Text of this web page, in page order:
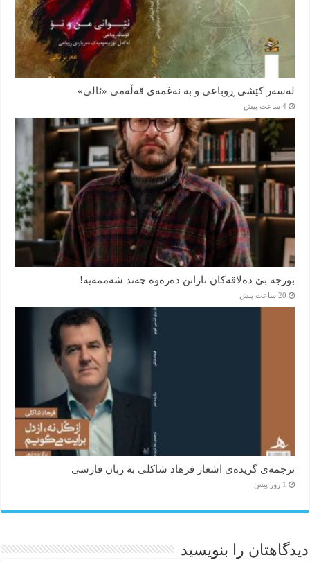
لەسەر کێشی ڕوباعی و به نەغمەی قەڵەمی «ئالی»
4 ساعت پیش
بورجە بێ دەلاقەکان نازانن دەرەوە چەند شەممەیە!
20 ساعت پیش
ترجمه‌ی گزیده‌‌ی اشعار فرهاد شاکلی به زبان فارسی
1 روز پیش
دیدگاهتان را بنویسید